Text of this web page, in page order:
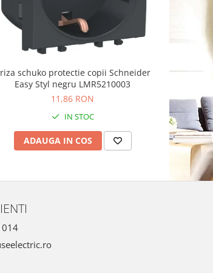
schuko protectie copii Schneider
Easy Styl negru LMR5210003
11,86 RON
IN STOC
ADAUGA IN COS
Priza